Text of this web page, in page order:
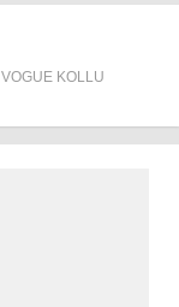
VOGUE KOLLU